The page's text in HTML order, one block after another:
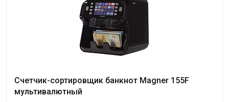
Счетчик-сортировщик банкнот Magner 155F
мультивалютный